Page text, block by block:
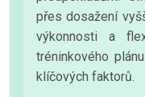
přes dosažení
výkonnosti a
tréninkového
klíčových faktorů.